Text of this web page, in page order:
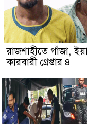
রাজশাহীতে গাঁজা,
কারবারী গ্রেপ্তার ৪